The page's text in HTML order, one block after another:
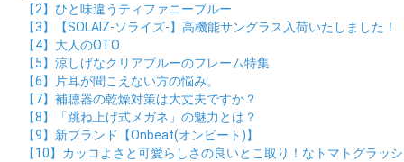
【2】ひと味違うティファニーブルー
【3】【SOLAIZ-ソライズ-】高機能サングラス入荷いたしました！
【4】大人のOTO
【5】涼しげなクリアブルーのフレーム特集
【6】片耳が聞こえない方の悩み。
【7】補聴器の乾燥対策は大丈夫ですか？
【8】「跳ね上げ式メガネ」の魅力とは？
【9】新ブランド【Onbeat(オンビート)】
【10】カッコよさと可愛らしさの良いとこ取り！なトマトグラッシ